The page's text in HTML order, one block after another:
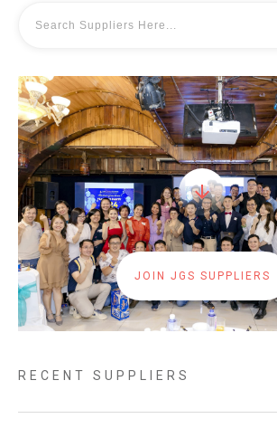
JOIN JGS SUPPLIERS
RECENT SUPPLIERS